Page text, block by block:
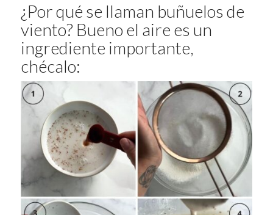
¿Por qué se llaman buñuelos de
viento? Bueno el aire es un
ingrediente importante,
chécalo: